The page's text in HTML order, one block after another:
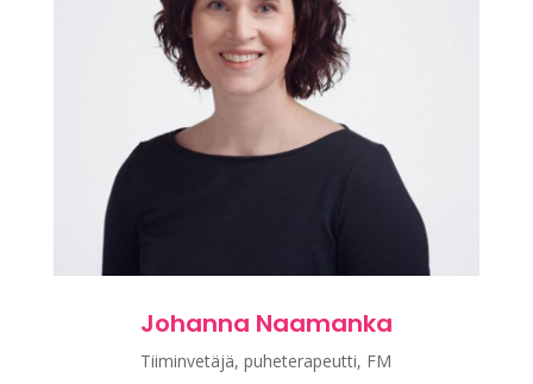
Johanna Naamanka
Tiiminvetäjä, puheterapeutti, FM